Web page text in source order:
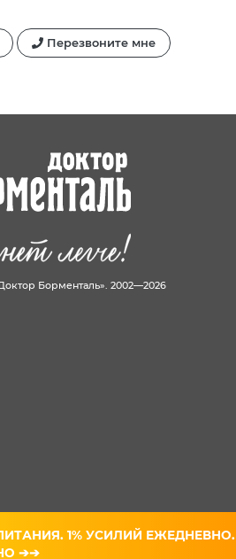
Перезвоните мне
Борменталь». 2002—2026
1% УСИЛИЙ ЕЖЕДНЕВНО.
➔➔